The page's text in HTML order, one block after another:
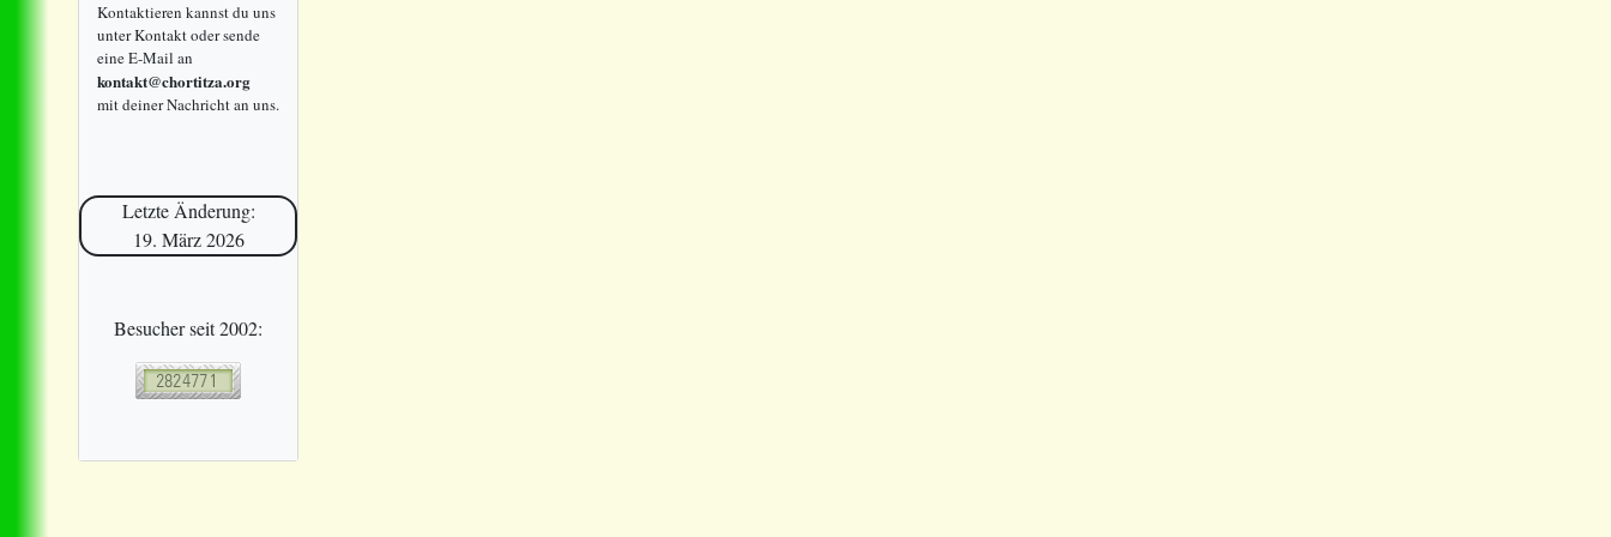
Kontaktieren kannst du uns
unter Kontakt oder sende
eine E-Mail an
kontakt@chortitza.org
mit deiner Nachricht an uns.
Letzte Änderung:
19. März 2026
Besucher seit 2002: